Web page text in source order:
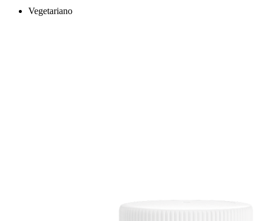
Vegetariano